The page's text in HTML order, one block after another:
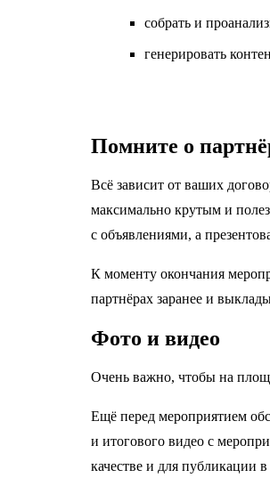
собрать и
генерировать
Помните о
Всё зависит от ваших
максимально крутым и
с объявлениями, а
К моменту окончания
партнёрах заранее и
Фото и видео
Очень важно, чтобы на
Ещё перед мероприятием
и итогового видео с
качестве и для публикации в